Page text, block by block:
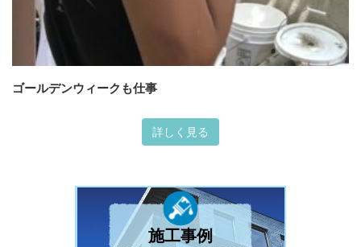
ゴールデンウィークも仕事
詳しく見る
施工事例